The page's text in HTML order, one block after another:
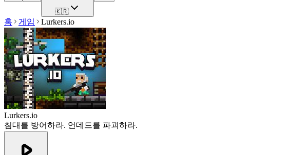
🇰🇷
홈 게임 Lurkers.io
Lurkers.io
침대를 방어하라. 언데드를 파괴하라.